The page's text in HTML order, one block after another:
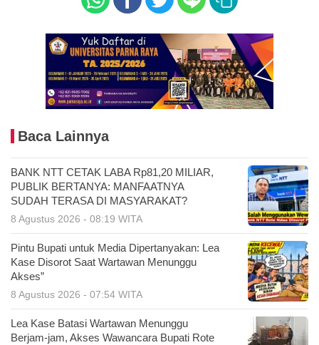
Baca Lainnya
BANK NTT CETAK LABA Rp81,20 MILIAR,
PUBLIK BERTANYA: MANFAATNYA
SUDAH TERASA DI MASYARAKAT?
8 Agustus 2026 - 08:19 WITA
Pintu Bupati untuk Media Dipertanyakan: Lea
Kase Disorot Saat Wartawan Menunggu
Akses”
8 Agustus 2026 - 07:54 WITA
Lea Kase Batasi Wartawan Menunggu
Berjam-jam, Akses Wawancara Bupati Rote